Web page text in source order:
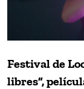
Festival de
libres”,